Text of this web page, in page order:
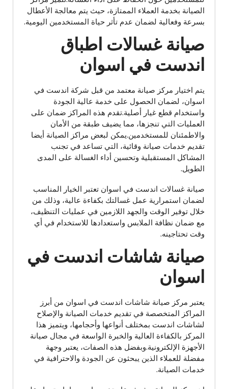
الصيانة بخدمة العملاء الممتازة، حيث يتم معالجة الأعطال
بسرعة وفعالية لضمان عدم تأثر حياة المستخدمين اليومية.
صيانة غسالات اطباق
اندست في اسوان
يتم اختيار مركز صيانة معتمد من قبل شركة اندست في
اسوان، لضمان الحصول على خدمة عالية الجودة
واستخدام قطع غيار أصلية.تقدم هذه المراكز ضمان على
العمليات التي تنجزها، مما يضيف طبقة من الأمان
والاطمئنان للمستخدمين.يمكن لبعض مراكز الصيانة أيضا
تقديم خدمات صيانة وقائية، التي تساعد في تجنب
المشاكل المستقبلية وتحسين أداء الغسالة على المدى
الطويل.
صيانة غسالات اندست في اسوان تعتبر الخيار المناسب
لضمان استمرارية عمل غسالتك بكفاءة عالية، وذلك من
خلال توفير الوقت والجهد اللازمين في عمليات التنظيف،
مع ضمان نظافة الملابس واستعدادها للاستخدام في أي
وقت تحتاجينه.
صيانة شاشات اندست في
اسوان
يعتبر مركز صيانة شاشات اندست في اسوان من أبرز
المراكز المتخصصة في تقديم خدمات الصيانة والإصلاح
لشاشات اندست بمختلف أنواعها وأحجامها، ويتميز هذا
المركز بالكفاءة العالية والخبرة الواسعة في مجال صيانة
الأجهزة الإلكترونية.وبفضل هذه الصفات، يعتبر وجهة
مفضلة للعملاء الذين يبحثون عن الجودة والاحترافية في
خدمات الصيانة.